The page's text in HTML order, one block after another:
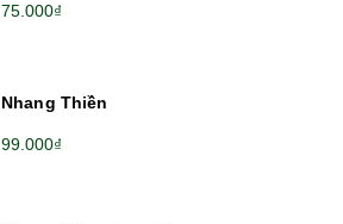
75.000₫
Nhang Thiền
99.000₫